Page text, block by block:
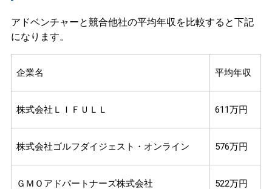
アドベンチャーと競合他社の平均年収を比較すると下記
になります。
企業名 平均年収
株式会社ＬＩＦＵＬＬ 611万円
株式会社ゴルフダイジェスト・オンライン 576万円
ＧＭＯアドパートナーズ株式会社 522万円